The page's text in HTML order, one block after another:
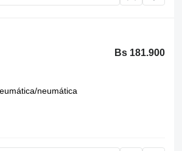
Bs 181.900
neumática